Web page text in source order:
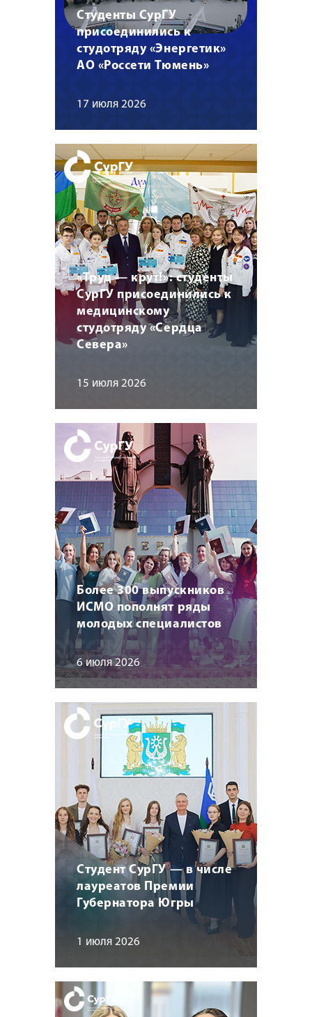
Студенты СурГУ
присоединились к
студотряду «Энергетик»
АО «Россети Тюмень»
17 июля 2026
«Труд — крут!»: студенты
СурГУ присоединились к
медицинскому
студотряду «Сердца
Севера»
15 июля 2026
Более 300 выпускников
ИСМО пополнят ряды
молодых специалистов
6 июля 2026
Студент СурГУ — в числе
лауреатов Премии
Губернатора Югры
1 июля 2026